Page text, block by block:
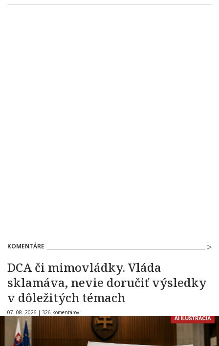
KOMENTÁRE
DCA či mimovládky. Vláda
sklamáva, nevie doručiť výsledky
v dôležitých témach
07. 08. 2026 | 326 komentárov